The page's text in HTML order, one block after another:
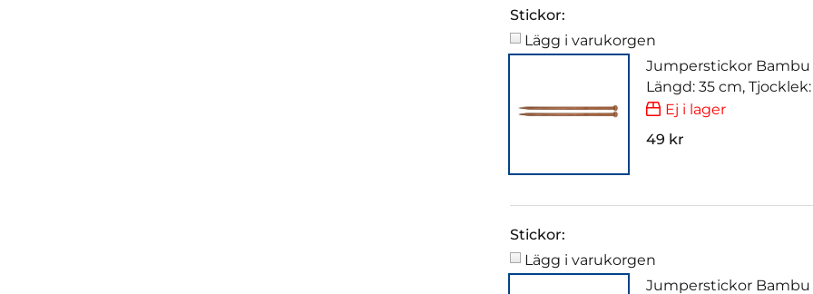
Stickor:
Lägg i varukorgen
Jumperstickor Bambu
Längd: 35 cm,
Ej i lager
49 kr
Stickor:
Lägg i varukorgen
Jumperstickor Bambu